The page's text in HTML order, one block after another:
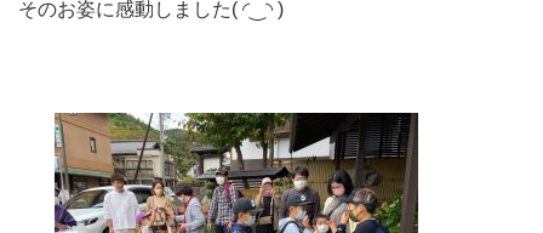
そのお姿に感動しました( ◜‿◝ )